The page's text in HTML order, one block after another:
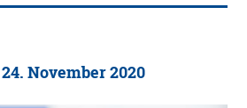
November 2020